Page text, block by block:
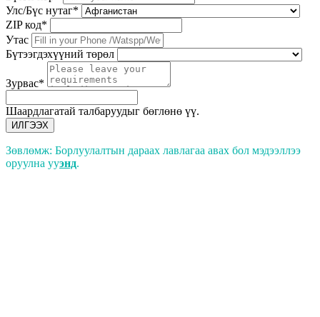
Улс/Бүс нутаг*
ZIP код*
Утас
Бүтээгдэхүүний төрөл
Зурвас*
Шаардлагатай талбаруудыг бөглөнө үү.
ИЛГЭЭХ
Зөвлөмж: Борлуулалтын дараах лавлагаа авах бол мэдээллээ
оруулна ууэнд.